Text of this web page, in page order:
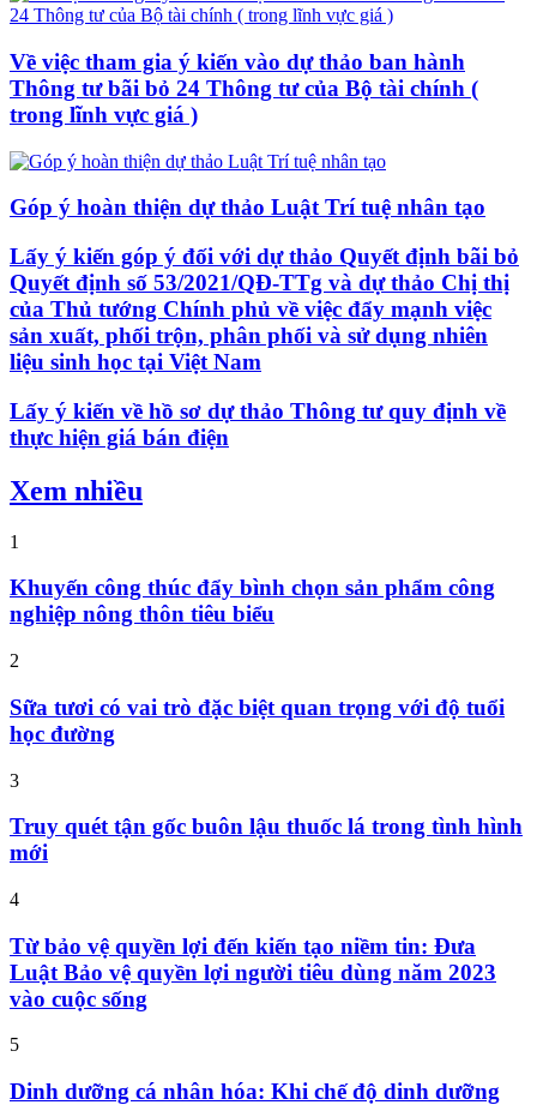
Về việc tham gia ý kiến vào dự thảo ban hành
Thông tư bãi bỏ 24 Thông tư của Bộ tài chính (
trong lĩnh vực giá )
Góp ý hoàn thiện dự thảo Luật Trí tuệ nhân tạo
Lấy ý kiến góp ý đối với dự thảo Quyết định bãi bỏ
Quyết định số 53/2021/QĐ-TTg và dự thảo Chị thị
của Thủ tướng Chính phủ về việc đẩy mạnh việc
sản xuất, phối trộn, phân phối và sử dụng nhiên
liệu sinh học tại Việt Nam
Lấy ý kiến về hồ sơ dự thảo Thông tư quy định về
thực hiện giá bán điện
Xem nhiều
1
Khuyến công thúc đẩy bình chọn sản phẩm công
nghiệp nông thôn tiêu biểu
2
Sữa tươi có vai trò đặc biệt quan trọng với độ tuổi
học đường
3
Truy quét tận gốc buôn lậu thuốc lá trong tình hình
mới
4
Từ bảo vệ quyền lợi đến kiến tạo niềm tin: Đưa
Luật Bảo vệ quyền lợi người tiêu dùng năm 2023
vào cuộc sống
5
Dinh dưỡng cá nhân hóa: Khi chế độ dinh dưỡng